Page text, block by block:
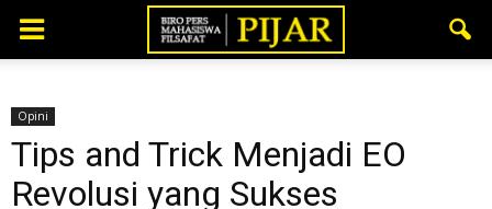
Opini
Tips and Trick Menjadi EO
Revolusi yang Sukses